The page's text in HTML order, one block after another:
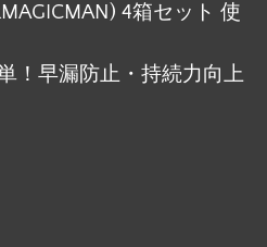
4箱セット 使
！早漏防止・持続力向上